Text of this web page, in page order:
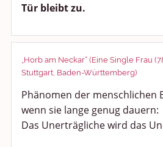
Tür bleibt zu.
„Horb am Neckar“ (Eine Single Frau
Stuttgart, Baden-Württemberg)
Phänomen der menschlichen
wenn sie lange genug dauern:
Das Unerträgliche wird das